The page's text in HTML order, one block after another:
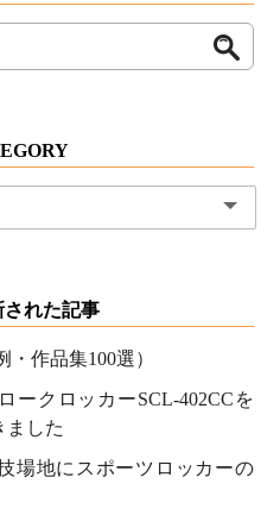
された記事
作品集100選）
ークロッカーSCL-402CCを
ました
場地にスポーツロッカーの